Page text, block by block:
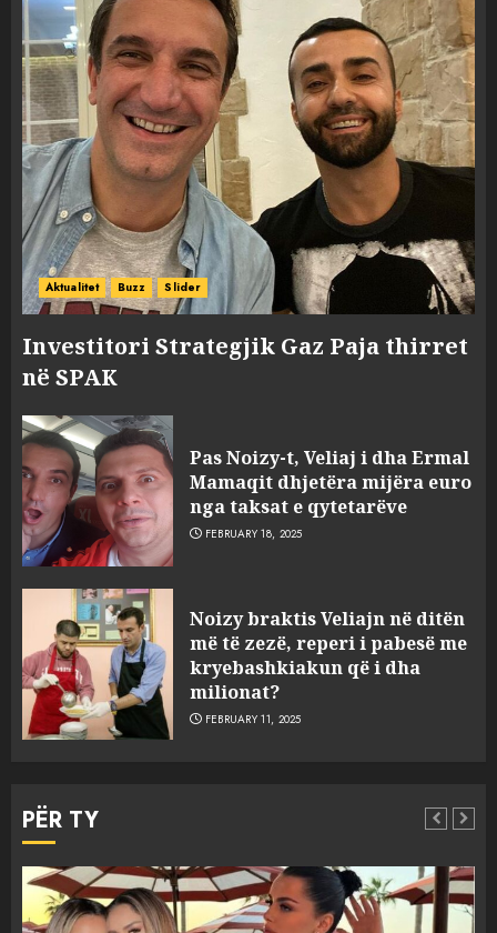
Aktualitet Buzz Slider
Investitori Strategjik Gaz Paja thirret
në SPAK
Pas Noizy-t, Veliaj i dha Ermal
Mamaqit dhjetëra mijëra euro
nga taksat e qytetarëve
FEBRUARY 18, 2025
Noizy braktis Veliajn në ditën
më të zezë, reperi i pabesë me
kryebashkiakun që i dha
milionat?
FEBRUARY 11, 2025
PËR TY
3
sulmuan “One Albania”,
ngjarja u fsheh. A u vodhën
serverat?
MARCH 25, 2025
4 MARCH 25, 2025